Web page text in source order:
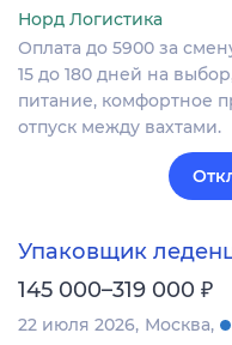
Норд Логистика
Оплата до 5900 за
15 до 180 дней на
питание, комфортное
отпуск между вахтами.
Упаковщик
145 000–319 000 ₽
22 июля 2026 Москва